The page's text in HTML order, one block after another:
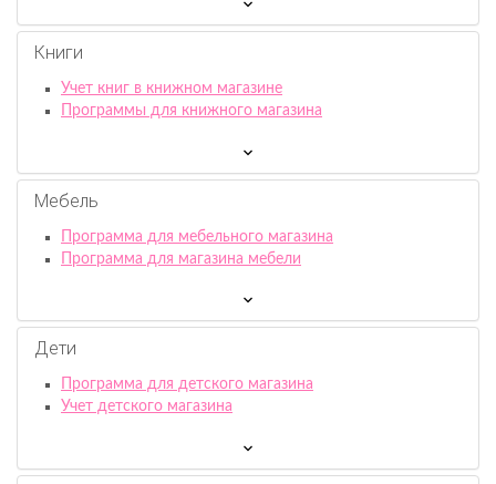
Книги
Учет книг в книжном магазине
Программы для книжного магазина
Мебель
Программа для мебельного магазина
Программа для магазина мебели
Дети
Программа для детского магазина
Учет детского магазина